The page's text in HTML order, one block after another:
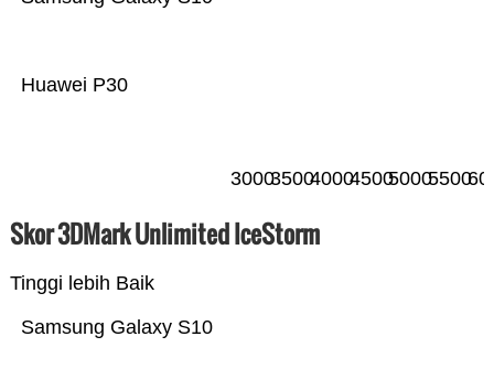
Huawei P30
300035004000450050005500
Skor 3DMark Unlimited IceStorm
Tinggi lebih Baik
Samsung Galaxy S10